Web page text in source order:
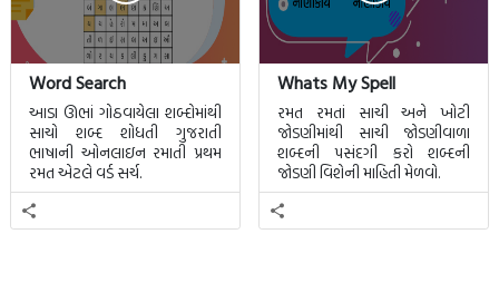
Word Search
આડા ઊભાં ગોઠવાયેલા શબ્દોમાંથી
સાચો શબ્દ શોધતી ગુજરાતી
ભાષાની ઓનલાઇન રમાતી પ્રથમ
રમત એટલે વર્ડ સર્ચ.
Whats My Spell
રમત રમતાં સાચી અને ખોટી
જોડણીમાંથી સાચી જોડણીવાળા
શબ્દની પસંદગી કરો શબ્દની
જોડણી વિશેની માહિતી મેળવો.